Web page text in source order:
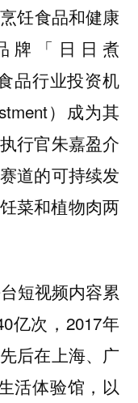
饪食品和健康
牌「日日煮
品行业投资机
）成为其
行官朱嘉盈介
道的可持续发
菜和植物肉两
短视频内容累
亿次，2017年
后在上海、广
活体验馆，以